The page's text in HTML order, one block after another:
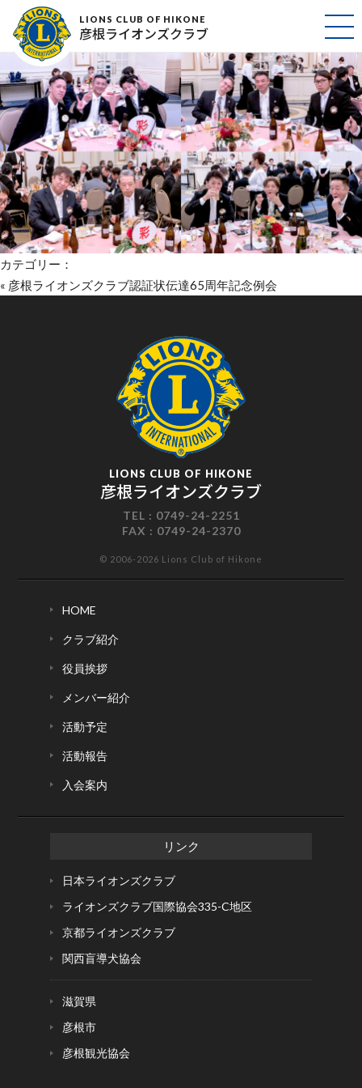
LIONS CLUB OF HIKONE
彦根ライオンズクラブ
歓談e1113
2025年12月5日
カテゴリー：
« 彦根ライオンズクラブ認証状伝達65周年記念例会
LIONS CLUB OF HIKONE
彦根ライオンズクラブ
TEL : 0749-24-2251
FAX : 0749-24-2370
© 2006-2026 Lions Club of Hikone
HOME
クラブ紹介
役員挨拶
メンバー紹介
活動予定
活動報告
入会案内
リンク
日本ライオンズクラブ
ライオンズクラブ国際協会335-C地区
京都ライオンズクラブ
関西盲導犬協会
滋賀県
彦根市
彦根観光協会